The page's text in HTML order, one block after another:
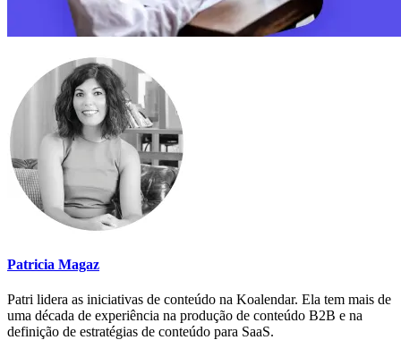
Patricia Magaz
Patri lidera as iniciativas de conteúdo na Koalendar. Ela tem mais de
uma década de experiência na produção de conteúdo B2B e na
definição de estratégias de conteúdo para SaaS.